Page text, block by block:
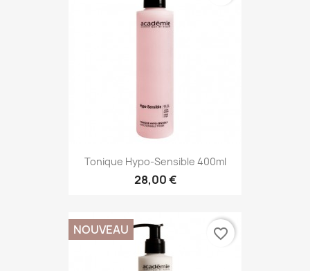
Tonique Hypo-Sensible 400ml
28,00 €
NOUVEAU favorite_border